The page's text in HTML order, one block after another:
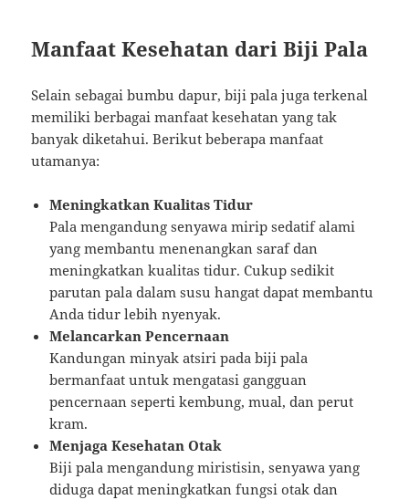
Manfaat Kesehatan dari Biji Pala
Selain sebagai bumbu dapur, biji pala juga terkenal
memiliki berbagai manfaat kesehatan yang tak
banyak diketahui. Berikut beberapa manfaat
utamanya:
Meningkatkan Kualitas Tidur
Pala mengandung senyawa mirip sedatif alami
yang membantu menenangkan saraf dan
meningkatkan kualitas tidur. Cukup sedikit
parutan pala dalam susu hangat dapat membantu
Anda tidur lebih nyenyak.
Melancarkan Pencernaan
Kandungan minyak atsiri pada biji pala
bermanfaat untuk mengatasi gangguan
pencernaan seperti kembung, mual, dan perut
kram.
Menjaga Kesehatan Otak
Biji pala mengandung miristisin, senyawa yang
diduga dapat meningkatkan fungsi otak dan